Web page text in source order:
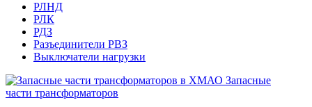
РЛНД
РЛК
РДЗ
Разъединители РВЗ
Выключатели нагрузки
Запасные
части трансформаторов